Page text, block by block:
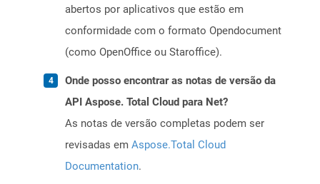
abertos por aplicativos que estão em
conformidade com o formato Opendocument
(como OpenOffice ou Staroffice).
Onde posso encontrar as notas de versão da
API Aspose. Total Cloud para Net?
As notas de versão completas podem ser
revisadas em Aspose.Total Cloud
Documentation.